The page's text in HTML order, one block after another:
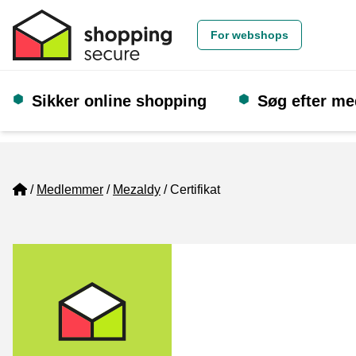
For webshops
Sikker online shopping Søg efter
Home
Medlemmer Mezaldy Certifikat